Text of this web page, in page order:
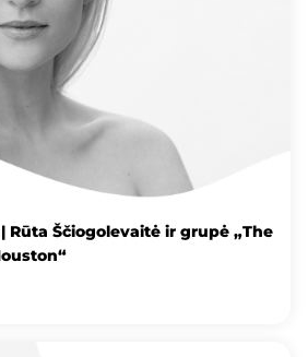
| Rūta Ščiogolevaitė ir grupė „The